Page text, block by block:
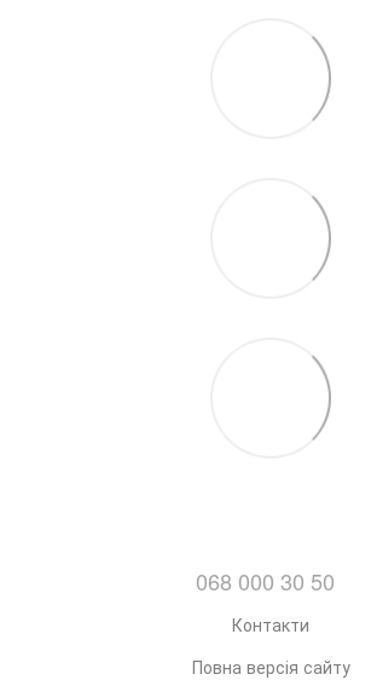
068 000 30 50
Контакти
Повна версія сайту